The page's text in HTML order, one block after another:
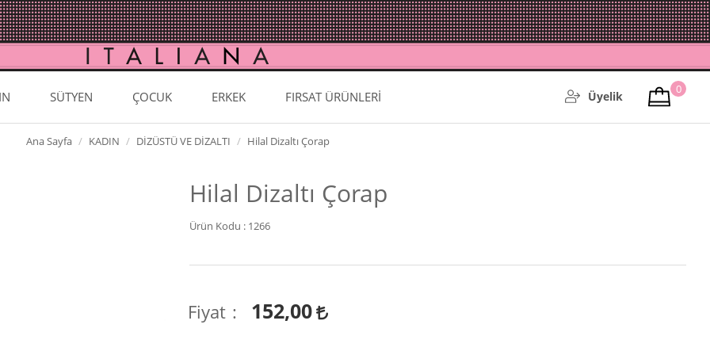
SÜTYEN ÇOCUK ERKEK FIRSAT ÜRÜNLERİ Üyelik 0
Ana Sayfa KADIN DİZÜSTÜ VE DİZALTI Hilal Dizaltı Çorap
Hilal Dizaltı Çorap
Ürün Kodu : 1266
Fiyat 152,00